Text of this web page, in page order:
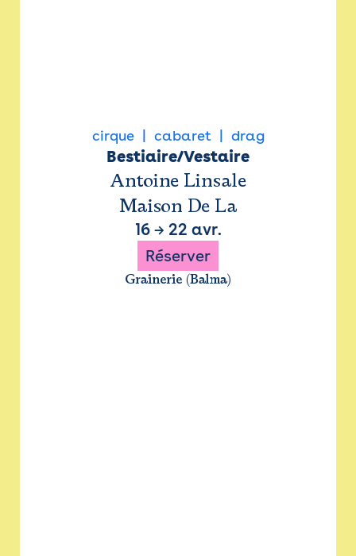
cirque cabaret drag
Bestiaire/Vestaire
Antoine Linsale
Maison De La
16→ 22 avr.
Réserver
Grainerie (Balma)